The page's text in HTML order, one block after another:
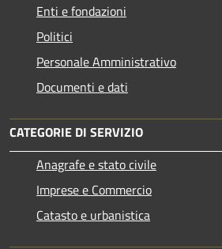
Enti e fondazioni
Politici
Personale Amministrativo
Documenti e dati
CATEGORIE DI SERVIZIO
Anagrafe e stato civile
Imprese e Commercio
Catasto e urbanistica